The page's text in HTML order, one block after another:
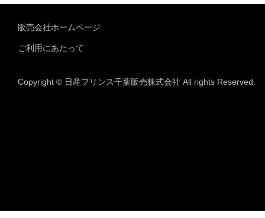
販売会社ホームページ
ご利用にあたって
Copyright © 日産プリンス千葉販売株式会社 All rights Reserved.